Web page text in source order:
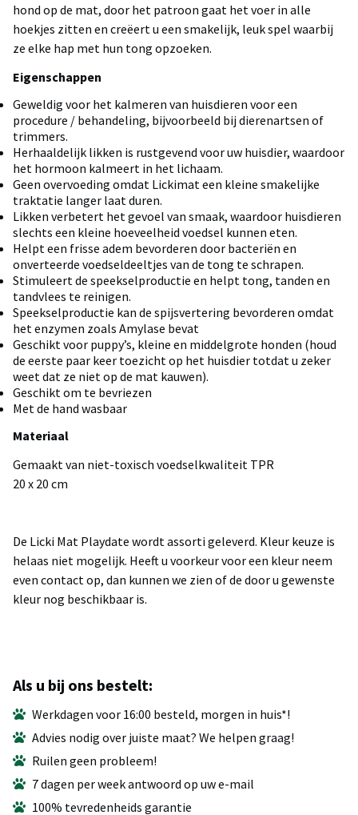
hond op de mat, door het patroon gaat het voer in alle
hoekjes zitten en creëert u een smakelijk, leuk spel waarbij
ze elke hap met hun tong opzoeken.
Eigenschappen
Geweldig voor het kalmeren van huisdieren voor een
procedure / behandeling, bijvoorbeeld bij dierenartsen of
trimmers.
Herhaaldelijk likken is rustgevend voor uw huisdier, waardoor
het hormoon kalmeert in het lichaam.
Geen overvoeding omdat Lickimat een kleine smakelijke
traktatie langer laat duren.
Likken verbetert het gevoel van smaak, waardoor huisdieren
slechts een kleine hoeveelheid voedsel kunnen eten.
Helpt een frisse adem bevorderen door bacteriën en
onverteerde voedseldeeltjes van de tong te schrapen.
Stimuleert de speekselproductie en helpt tong, tanden en
tandvlees te reinigen.
Speekselproductie kan de spijsvertering bevorderen omdat
het enzymen zoals Amylase bevat
Geschikt voor puppy’s, kleine en middelgrote honden (houd
de eerste paar keer toezicht op het huisdier totdat u zeker
weet dat ze niet op de mat kauwen).
Geschikt om te bevriezen
Met de hand wasbaar
Materiaal
Gemaakt van niet-toxisch voedselkwaliteit TPR
20 x 20 cm
De Licki Mat Playdate wordt assorti geleverd. Kleur keuze is
helaas niet mogelijk. Heeft u voorkeur voor een kleur neem
even contact op, dan kunnen we zien of de door u gewenste
kleur nog beschikbaar is.
Als u bij ons bestelt:
Werkdagen voor 16:00 besteld, morgen in huis*!
Advies nodig over juiste maat? We helpen graag!
Ruilen geen probleem!
7 dagen per week antwoord op uw e-mail
100% tevredenheids garantie